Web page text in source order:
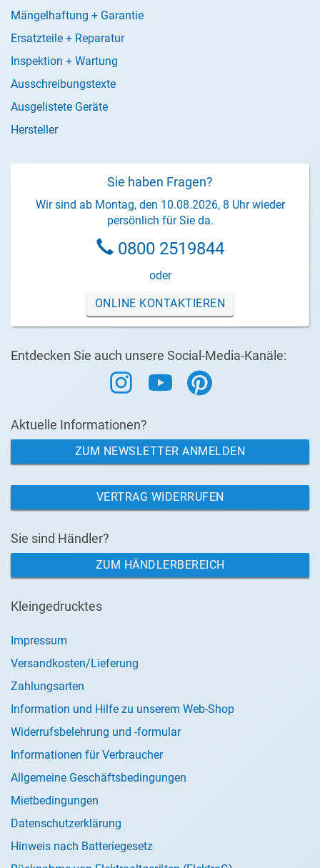
Mängelhaftung + Garantie
Ersatzteile + Reparatur
Inspektion + Wartung
Ausschreibungstexte
Ausgelistete Geräte
Hersteller
Sie haben Fragen?
Wir sind ab Montag, den 10.08.2026, 8 Uhr wieder
persönlich für Sie da.
0800 2519844
oder
ONLINE KONTAKTIEREN
Entdecken Sie auch unsere Social-Media-Kanäle:
Aktuelle Informationen?
ZUM NEWSLETTER ANMELDEN
VERTRAG WIDERRUFEN
Sie sind Händler?
ZUM HÄNDLERBEREICH
Kleingedrucktes
Impressum
Versandkosten/Lieferung
Zahlungsarten
Information und Hilfe zu unserem Web-Shop
Widerrufsbelehrung und -formular
Informationen für Verbraucher
Allgemeine Geschäftsbedingungen
Mietbedingungen
Datenschutzerklärung
Hinweis nach Batteriegesetz